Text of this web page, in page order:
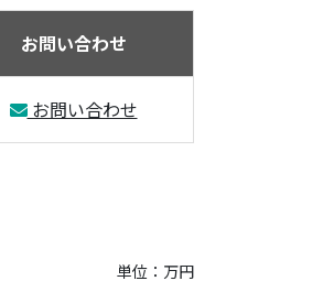
お問い合わせ
お問い合わせ
単位：万円